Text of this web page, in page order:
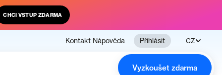
CHCI VSTUP ZDARMA
Kontakt Nápověda Přihlásit CZ
Vyzkoušet zdarma